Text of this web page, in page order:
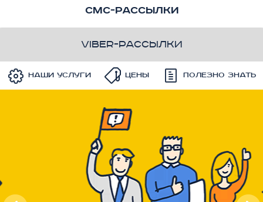
смс-рассылки
viber-рассылки
Наши услуги Цены Полезно знать